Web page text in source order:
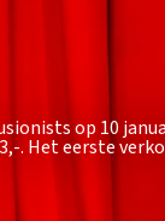
op 10
. Het eerste